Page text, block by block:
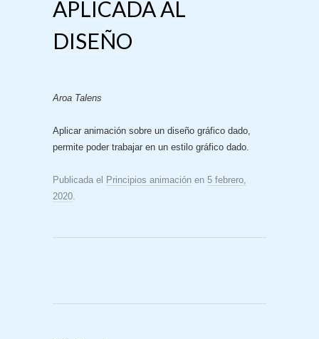
APLICADA AL
DISEÑO
Aroa Talens
Aplicar animación sobre un diseño gráfico dado,
permite poder trabajar en un estilo gráfico dado.
Publicada el Principios animación en 5 febrero,
2020.